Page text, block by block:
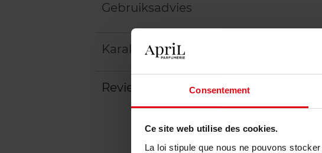
Consentement
Ce site web utilise des cookies.
La loi stipule que nous ne pouvons
Gebruiksadvies
Karakteristieken
Review Beleid inzake klantbeoordelingen